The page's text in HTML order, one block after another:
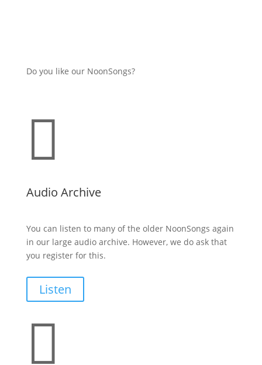
Do you like our NoonSongs?

Audio Archive
You can listen to many of the older NoonSongs again
in our large audio archive. However, we do ask that
you register for this.
Listen
